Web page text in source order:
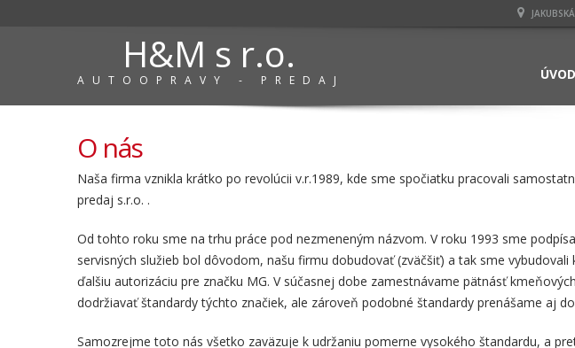
H&M s r.o.
AUTOOPRAVY - PREDAJ ÚVOD
O nás
Naša firma vznikla krátko po revolúcii v.r.1989, kde sme spočiatku pracovali
predaj s.r.o. .
Od tohto roku sme na trhu práce pod nezmeneným názvom. V roku 1993 sme
servisných služieb bol dôvodom, našu firmu dobudovať (zväčšiť) a tak sme
ďalšiu autorizáciu pre značku MG. V súčasnej dobe zamestnávame pätnásť
dodržiavať štandardy týchto značiek, ale zároveň podobné štandardy prenášame aj
Samozrejme toto nás všetko zaväzuje k udržaniu pomerne vysokého štandardu, a